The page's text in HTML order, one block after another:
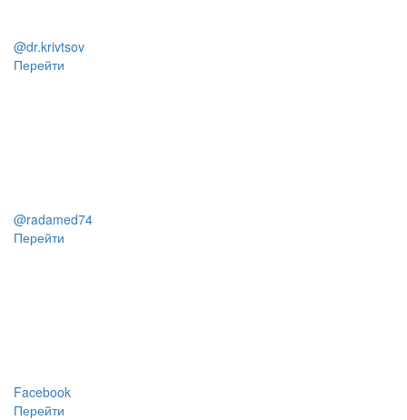
@dr.krivtsov
Перейти
@radamed74
Перейти
Facebook
Перейти